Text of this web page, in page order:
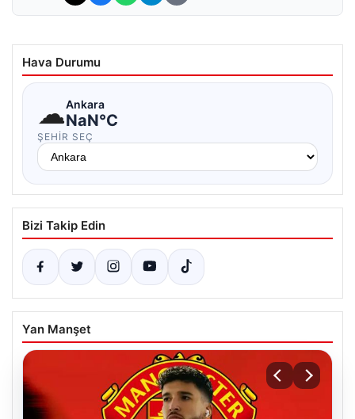
Hava Durumu
☁Ankara
NaN°C
ŞEHIR SEÇ
Bizi Takip Edin
Yan Manşet